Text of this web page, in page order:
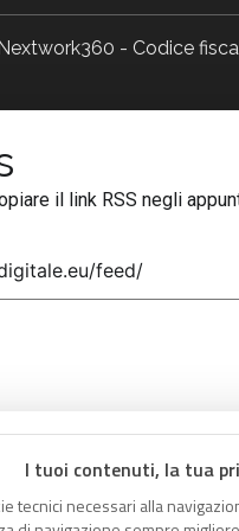
I tuoi contenuti, la tua
tecnici necessari alla
- Codice
il link RSS negli
il link RSS negli